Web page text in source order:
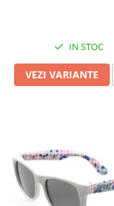
IN STOC
VEZI VARIANTE